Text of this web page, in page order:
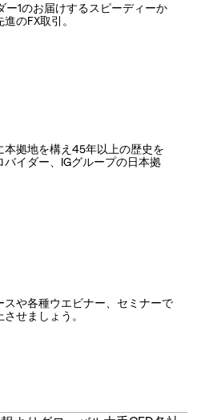
ー1のお届けするスピーディーか
のFX取引。
本拠地を構え45年以上の歴史を
イダー、IGグループの日本拠
スや各種ウエビナー、セミナーで
せましょう。